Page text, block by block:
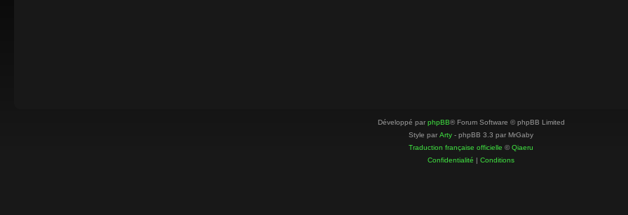
Développé par phpBB® Forum Software © phpBB Limited
Style par Arty - phpBB 3.3 par MrGaby
Traduction française officielle ©Qiaeru
Confidentialité | Conditions